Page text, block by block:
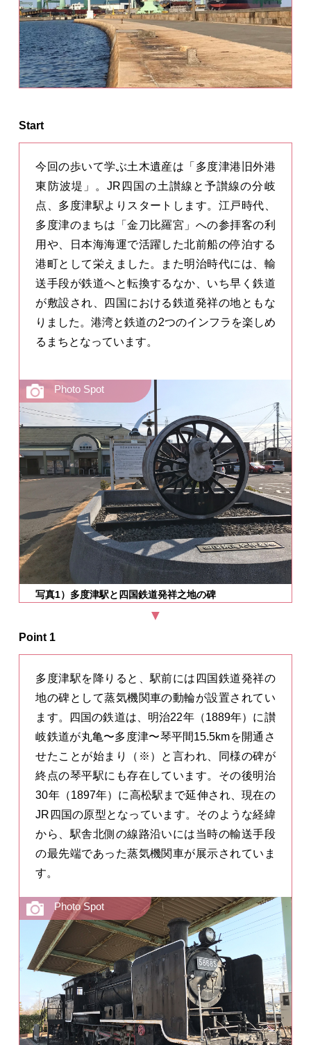
Start
今回の歩いて学ぶ土木遺産は「多度津港旧外港
東防波堤」。JR四国の土讃線と予讃線の分岐
点、多度津駅よりスタートします。江戸時代、
多度津のまちは「金刀比羅宮」への参拝客の利
用や、日本海海運で活躍した北前船の停泊する
港町として栄えました。また明治時代には、輸
送手段が鉄道へと転換するなか、いち早く鉄道
が敷設され、四国における鉄道発祥の地ともな
りました。港湾と鉄道の2つのインフラを楽しめ
るまちとなっています。
写真1）多度津駅と四国鉄道発祥之地の碑
Point 1
多度津駅を降りると、駅前には四国鉄道発祥の
地の碑として蒸気機関車の動輪が設置されてい
ます。四国の鉄道は、明治22年（1889年）に讃
岐鉄道が丸亀〜多度津〜琴平間15.5kmを開通さ
せたことが始まり（※）と言われ、同様の碑が
終点の琴平駅にも存在しています。その後明治
30年（1897年）に高松駅まで延伸され、現在の
JR四国の原型となっています。そのような経緯
から、駅舎北側の線路沿いには当時の輸送手段
の最先端であった蒸気機関車が展示されていま
す。